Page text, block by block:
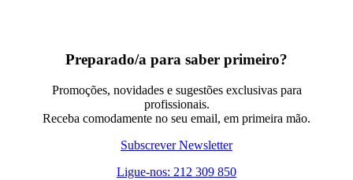
Preparado/a para saber primeiro?
Promoções, novidades e sugestões exclusivas para
profissionais.
Receba comodamente no seu email, em primeira mão.
Subscrever Newsletter
Ligue-nos: 212 309 850